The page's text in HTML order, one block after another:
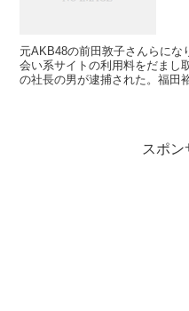
元AKB48の前田敦子さんらにな
会い系サイトの利用料をだまし
の社長の男が逮捕された。福田
スポン